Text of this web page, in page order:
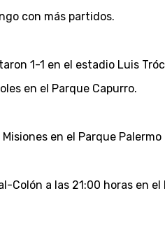
con más partidos.
1-1 en el estadio Luis
en el Parque Capurro.
en el Parque
a las 21:00 horas en